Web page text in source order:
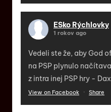
ESko Rýchlovky
1 rokov ago
Vedeli ste že, aby God
na PSP plynulo
z intra inej PSP hry -
View on Facebook · Share